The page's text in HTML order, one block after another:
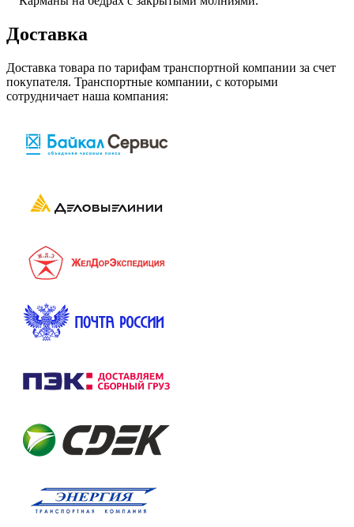
Доставка
Доставка товара по тарифам транспортной компании за счет
покупателя. Транспортные компании, с которыми
сотрудничает наша компания: